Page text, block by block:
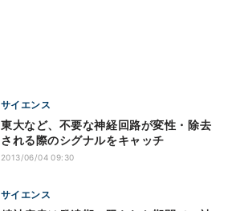
サイエンス
東大など、不要な神経回路が変性・除去
される際のシグナルをキャッチ
2013/06/04 09:30
サイエンス